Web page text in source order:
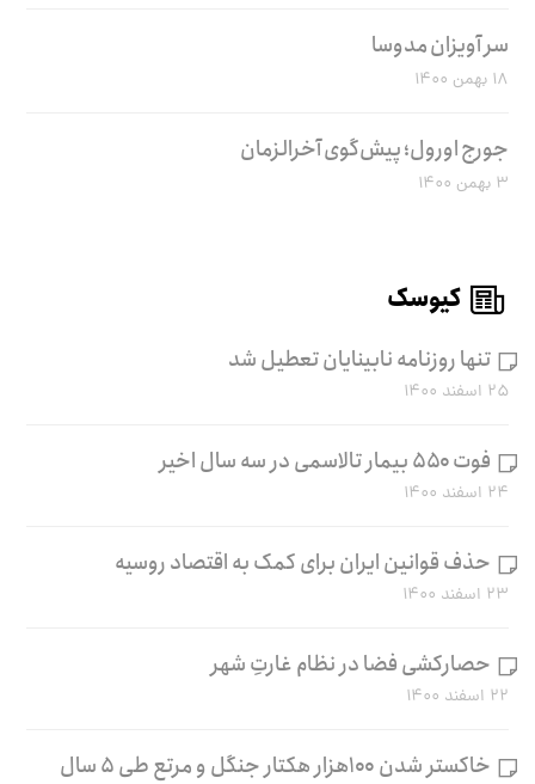
سر آویزان مدوسا
۱۸ بهمن ۱۴۰۰
جورج اورول؛ پیش‌گوی آخرالزمان
۳ بهمن ۱۴۰۰
کیوسک
تنها روزنامه نابینایان تعطیل شد
۲۵ اسفند ۱۴۰۰
فوت ۵۵۰ بیمار تالاسمی در سه سال اخیر
۲۴ اسفند ۱۴۰۰
حذف قوانین ایران برای کمک به اقتصاد روسیه
۲۳ اسفند ۱۴۰۰
حصارکشی فضا در نظام غارتِ شهر
۲۲ اسفند ۱۴۰۰
خاکستر شدن ۱۰۰هزار هکتار جنگل و مرتع طی ۵ سال